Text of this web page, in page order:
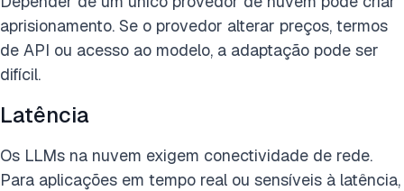
aprisionamento. Se o provedor alterar preços, termos
de API ou acesso ao modelo, a adaptação pode ser
difícil.
Latência
Os LLMs na nuvem exigem conectividade de rede.
Para aplicações em tempo real ou sensíveis à latência,